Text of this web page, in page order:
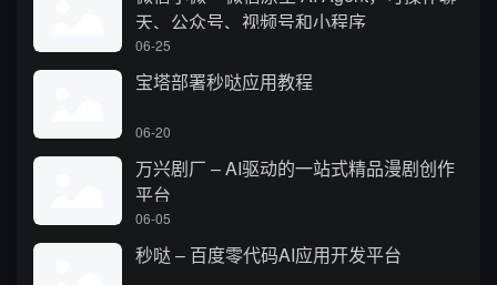
天、公众号、视频号和小程序
06-25
宝塔部署秒哒应用教程
06-20
万兴剧厂 – AI驱动的一站式精品漫剧创作
平台
06-05
秒哒 – 百度零代码AI应用开发平台